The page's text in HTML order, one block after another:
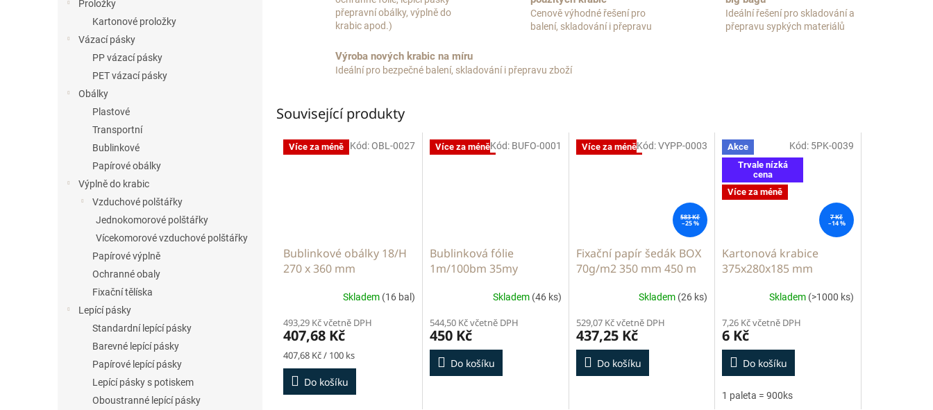
Proložky
Kartonové proložky
Vázací pásky
PP vázací pásky
PET vázací pásky
Obálky
Plastové
Transportní
Bublinkové
Papírové obálky
Výplně do krabic
Vzduchové polštářky
Jednokomorové polštářky
Vícekomorové vzduchové polštářky
Papírové výplně
Ochranné obaly
Fixační tělíska
Lepící pásky
Standardní lepící pásky
Barevné lepící pásky
Papírové lepící pásky
Lepící pásky s potiskem
Oboustranné lepící pásky
přepravní obálky, výplně do
krabic apod.)
Cenově výhodné řešení pro
balení, skladování i přepravu
Ideální řešení pro skladování a
přepravu sypkých materiálů
Výroba nových krabic na míru
Ideální pro bezpečné balení, skladování i přepravu zboží
Související produkty
Více za méně
Bublinkové obálky 18/H
270 x 360 mm
Skladem (16 bal)
493,29 Kč včetně DPH
407,68 Kč
Měrná
cena:
407,68 Kč / 100 ks
Do košíku
Kód: OBL-0027 Více za méně
Bublinková fólie
1m/100bm 35my
Skladem (46 ks)
544,50 Kč včetně DPH
450 Kč
Do košíku
Kód: BUFO-0001 Více za méně
583 Kč
–25 %
Fixační papír šedák BOX
70g/m2 350 mm 450 m
Skladem (26 ks)
529,07 Kč včetně DPH
437,25 Kč
Do košíku
Kód:VYPP-0003
Akce
Trvale nízká
cena
Více za méně
7 Kč
–14 %
Kartonová krabice
375x280x185 mm
Skladem (>1000 ks)
7,26 Kč včetně DPH
6 Kč
Do košíku
1 paleta = 900ks
Kód: 5PK-0039